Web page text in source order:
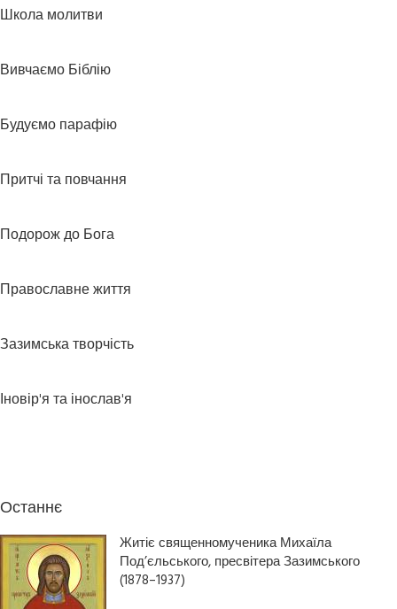
Школа молитви
Вивчаємо Біблію
Будуємо парафію
Притчі та повчання
Подорож до Бога
Православне життя
Зазимська творчість
Іновір'я та інослав'я
Останнє
Житіє священномученика Михаїла
Под’єльського, пресвітера Зазимського
(1878–1937)